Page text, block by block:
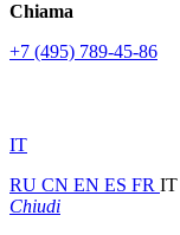
Chiama
+7 (495) 789-45-86
IT
RU CN EN ES FR IT
Chiudi